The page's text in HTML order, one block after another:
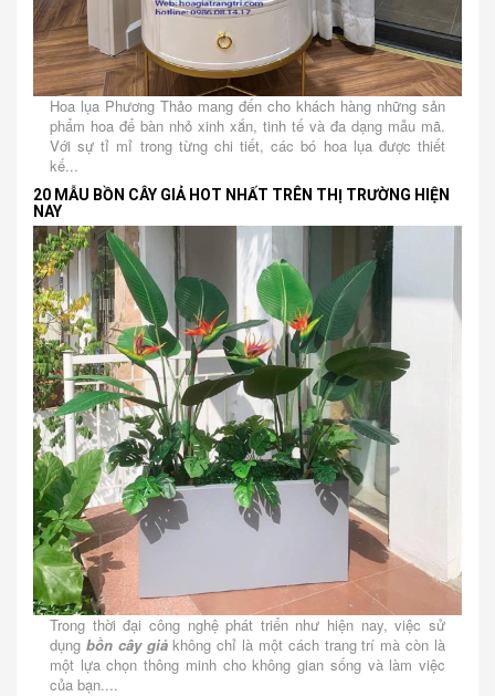
Hoa lụa Phương Thảo mang đến cho khách hàng những sản
phẩm hoa để bàn nhỏ xinh xắn, tinh tế và đa dạng mẫu mã.
Với sự tỉ mỉ trong từng chi tiết, các bó hoa lụa được thiết
kế...
20 MẪU BỒN CÂY GIẢ HOT NHẤT TRÊN THỊ TRƯỜNG HIỆN
NAY
Trong thời đại công nghệ phát triển như hiện nay, việc sử
dụng bồn cây giảkhông chỉ là một cách trang trí mà còn là
một lựa chọn thông minh cho không gian sống và làm việc
của bạn....